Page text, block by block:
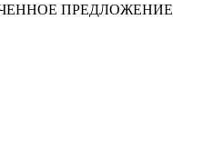
ПРЕДЛОЖЕНИЕ